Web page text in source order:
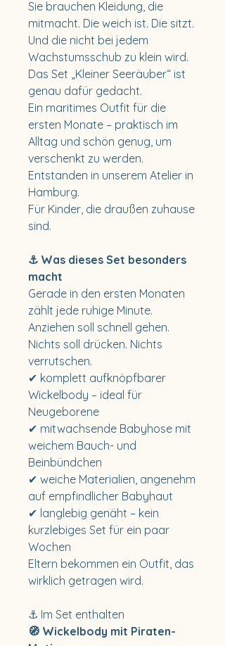
Sie brauchen Kleidung, die
mitmacht. Die weich ist. Die sitzt.
Und die nicht bei jedem
Wachstumsschub zu klein wird.
Das Set „Kleiner Seeräuber“ ist
genau dafür gedacht.
Ein maritimes Outfit für die
ersten Monate – praktisch im
Alltag und schön genug, um
verschenkt zu werden.
Entstanden in unserem Atelier in
Hamburg.
Für Kinder, die draußen zuhause
sind.
⚓ Was dieses Set besonders
macht
Gerade in den ersten Monaten
zählt jede ruhige Minute.
Anziehen soll schnell gehen.
Nichts soll drücken. Nichts
verrutschen.
✔ komplett aufknöpfbarer
Wickelbody – ideal für
Neugeborene
✔ mitwachsende Babyhose mit
weichem Bauch- und
Beinbündchen
✔ weiche Materialien, angenehm
auf empfindlicher Babyhaut
✔ langlebig genäht – kein
kurzlebiges Set für ein paar
Wochen
Eltern bekommen ein Outfit, das
wirklich getragen wird.
⚓ Im Set enthalten
🧭 Wickelbody mit Piraten-